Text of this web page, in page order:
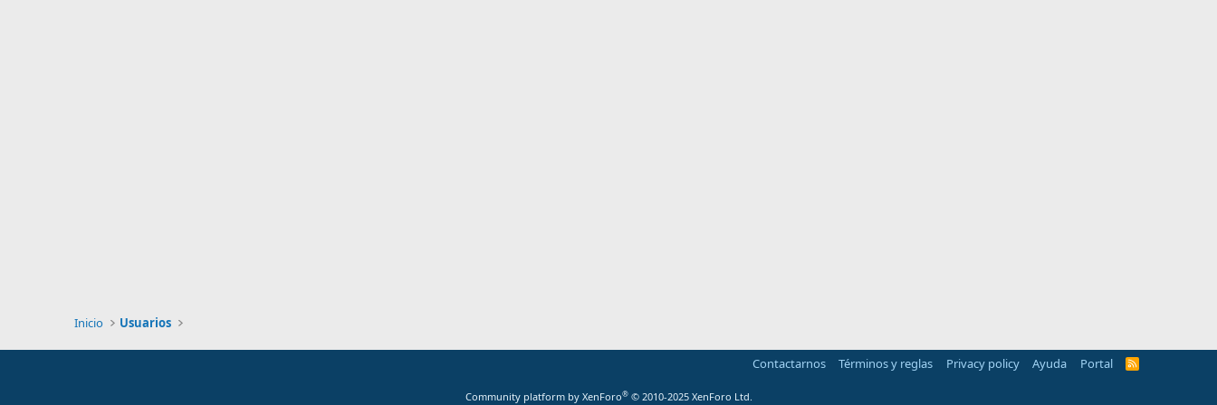
Inicio Usuarios
Contactarnos Términos y reglas Privacy policy Ayuda Portal
R
Community platform by XenForo® © 2010-2025 XenForo Ltd.